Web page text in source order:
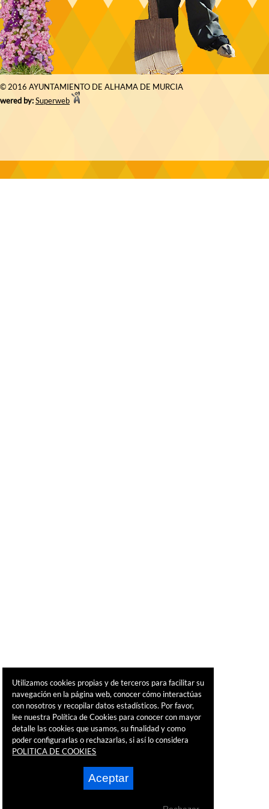
© 2016 AYUNTAMIENTO DE ALHAMA DE MURCIA
by:Superweb
Utilizamos cookies propias y de terceros para facilitar su
navegación en la página web, conocer cómo interactúas
con nosotros y recopilar datos estadísticos. Por favor,
lee nuestra Política de Cookies para conocer con mayor
detalle las cookies que usamos, su finalidad y como
poder configurarlas o rechazarlas, si así lo considera
POLITICA DE COOKIES
Aceptar